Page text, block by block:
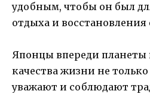
удобным, чтобы он был
отдыха и восстановления
Японцы впереди планеты
качества жизни не
уважают и соблюдают